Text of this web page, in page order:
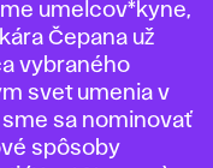
umelcov*kyne,
Čepana už
vybraného
svet umenia v
sa nominovať
spôsoby